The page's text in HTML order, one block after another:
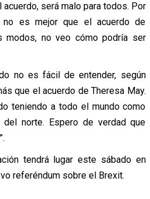
acuerdo, será malo para todos. Por
no es mejor que el acuerdo de
modos, no veo cómo podría ser
no es fácil de entender, según
que el acuerdo de Theresa May.
teniendo a todo el mundo como
norte. Espero de verdad que
tendrá lugar este sábado en
referéndum sobre el Brexit.